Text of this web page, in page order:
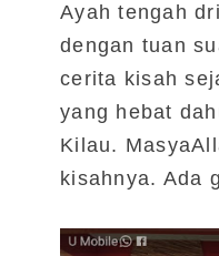
Ayah tengah
dengan tuan
cerita kisah
yang hebat
Kilau.
kisahnya. Ada